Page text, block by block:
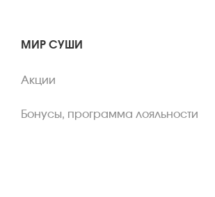
МИР СУШИ
Акции
Бонусы, программа лояльности